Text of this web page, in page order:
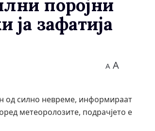
поројни
зафатија
A A
од силно невреме, информираат
метеоролозите, подрачјето е